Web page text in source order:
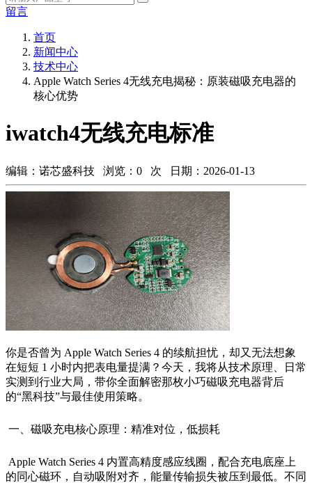
留言
首页
新闻中心
技术中心
Apple Watch Series 4无线充电揭秘：原装磁吸充电器的
核心优势
iwatch4无线充电标准
编辑：诺芯盛科技 浏览： 0 次 日期：2026-01-13
你是否曾为 Apple Watch Series 4 的续航担忧，却又无法想象
在短短 1 小时内把表电量提满？今天，我将从技术原理、日常
实测到行业大局，带你全面解密那枚小巧磁吸充电器背后
的“黑科技”与最佳使用策略。
一、磁吸充电核心原理：精准对位，低损耗
Apple Watch Series 4 内置高精度感应线圈，配合充电底座上
的同心磁环，自动吸附对齐，能量传输损失被压到最低。不同